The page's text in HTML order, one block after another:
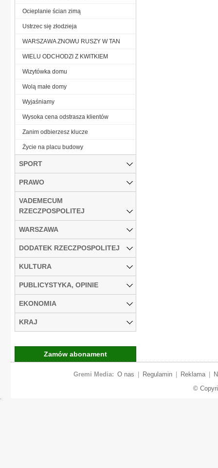
Ocieplanie ścian zimą
Ustrzec się złodzieja
WARSZAWA ZNOWU RUSZY W TAN
WIELU ODCHODZI Z KWITKIEM
Wizytówka domu
Wolą małe domy
Wyjaśniamy
Wysoka cena odstrasza klientów
Zanim odbierzesz klucze
Życie na placu budowy
SPORT
PRAWO
VADEMECUM
RZECZPOSPOLITEJ
WARSZAWA
DODATEK RZECZPOSPOLITEJ
KULTURA
PUBLICYSTYKA, OPINIE
EKONOMIA
KRAJ
Zamów abonament
Gremi Media: O nas Regulamin Reklama
©